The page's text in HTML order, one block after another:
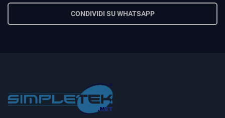
CONDIVIDI SU WHATSAPP